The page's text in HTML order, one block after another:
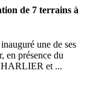
de 7 terrains à
une de ses
en présence du
et ...